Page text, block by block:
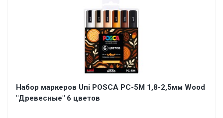
Набор маркеров Uni POSCA PC-5M 1,8-2,5мм Wood
"Древесные" 6 цветов